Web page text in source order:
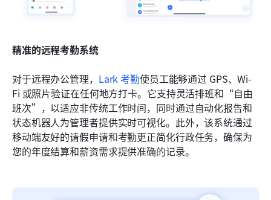
精准的远程考勤系统
对于远程办公管理， Lark 考勤使员工能够通过 GPS、Wi-
Fi 或照片验证在任何地方打卡。它支持灵活排班和“自由
班次”，以适应非传统工作时间，同时通过自动化报告和
状态机器人为管理者提供实时可视化。此外，该系统通过
移动端友好的请假申请和考勤更正简化行政任务，确保为
您的年度结算和薪资需求提供准确的记录。